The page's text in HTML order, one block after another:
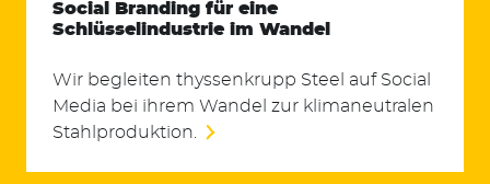
Social Branding für eine
Schlüsselindustrie im Wandel
Wir begleiten thyssenkrupp Steel auf Social
Media bei ihrem Wandel zur klimaneutralen
Stahlproduktion.